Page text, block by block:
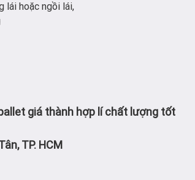
lái hoặc ngồi lái,
giá thành hợp lí chất lượng tốt
TP. HCM